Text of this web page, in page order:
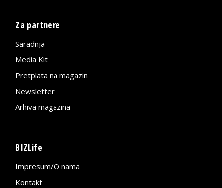
Za partnere
Saradnja
Media Kit
Pretplata na magazin
Newsletter
Arhiva magazina
BIZLife
Impresum/O nama
Kontakt